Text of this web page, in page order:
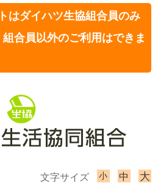
はダイハツ生協組合員のみ
合員以外のご利用はできま
文字サイズ 小 中 大